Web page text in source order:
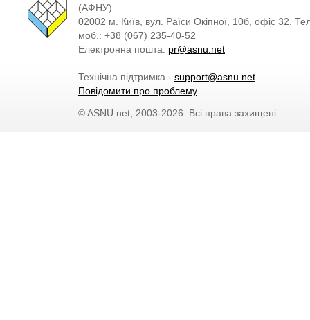
(АФНУ)
02002 м. Київ, вул. Раїси Окіпної, 10б, офіс 32.
моб.: +38 (067) 235-40-52
Електронна пошта: pr@asnu.net
Технічна підтримка - support@asnu.net
Повідомити про проблему
© ASNU.net, 2003-2026. Всі права захищені.